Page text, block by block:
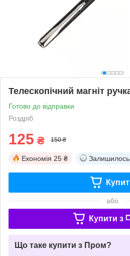
Телескопічний магніт
Готово до відправки
Роздріб
125 ₴ 150 ₴
Економія 25 ₴ Залишилось
або
Купити з
Що таке купити з Пром?